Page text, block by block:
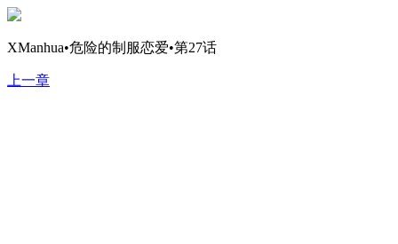
XManhua•危险的制服恋爱•第27话
上一章